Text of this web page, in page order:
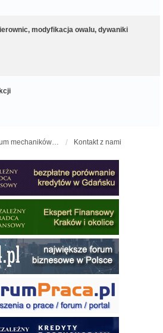
modyfikacja owalu, dywaniki
Forum mechaników samochodowych Kontakt z nami